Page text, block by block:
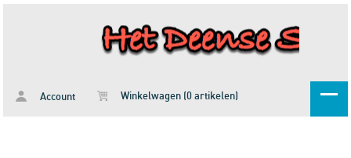
Account Winkelwagen (0 artikelen)